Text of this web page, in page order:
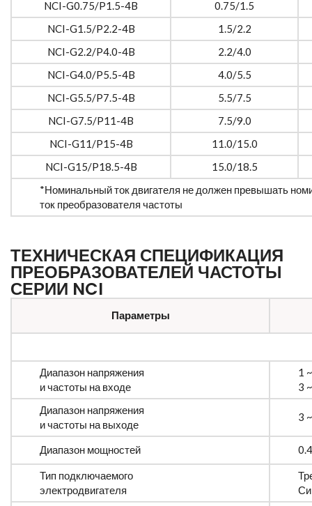
NCI-G0.75/P1.5-4B
0.75/1.5
NCI-G1.5/P2.2-4B
1.5/2.2
NCI-G2.2/P4.0-4B
2.2/4.0
NCI-G4.0/P5.5-4B
4.0/5.5
NCI-G5.5/P7.5-4B
5.5/7.5
NCI-G7.5/P11-4B
7.5/9.0
NCI-G11/P15-4B
11.0/15.0
NCI-G15/P18.5-4B
15.0/18.5
*Номинальный ток двигателя не должен превышать
ток преобразователя частоты
ТЕХНИЧЕСКАЯ СПЕЦИФИКАЦИЯ
ПРЕОБРАЗОВАТЕЛЕЙ ЧАСТОТЫ
СЕРИИ NCI
Параметры
Диапазон напряжения
и частоты на входе
1
3
Диапазон напряжения
и частоты на выходе
3
Диапазон мощностей
Тип подключаемого
электродвигателя